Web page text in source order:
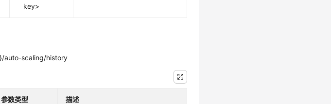
key>
auto-scaling/history
参数类型 描述